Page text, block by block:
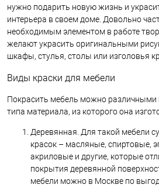
нужно подарить новую жизнь и
интерьера в своем доме. Довольно
необходимым элементом в работе
желают украсить оригинальными
шкафы, стулья, столы или изголовья
Виды краски для мебели
Покрасить мебель можно различными
типа материала, из которого она
Деревянная. Для такой мебели
красок – масляные, спиртовые,
акриловые и другие, которые
покрытия деревянной
мебели можно в Москве по